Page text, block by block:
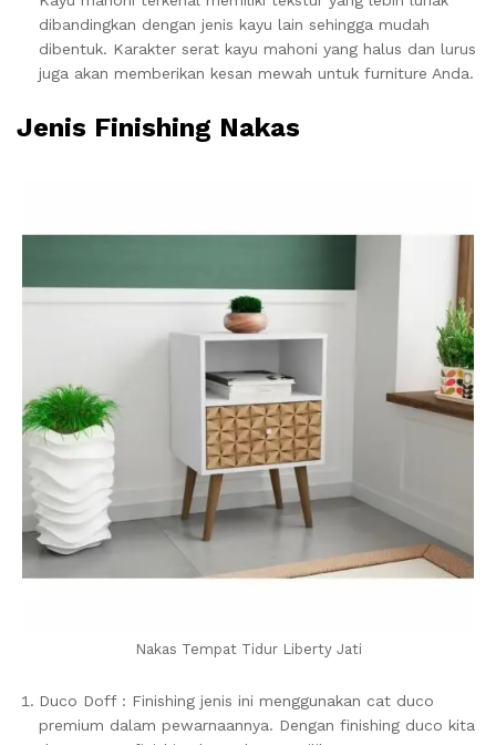
dibandingkan dengan jenis kayu lain sehingga mudah
dibentuk. Karakter serat kayu mahoni yang halus dan lurus
juga akan memberikan kesan mewah untuk furniture Anda.
Jenis Finishing Nakas
Nakas Tempat Tidur Liberty Jati
Duco Doff : Finishing jenis ini menggunakan cat duco
premium dalam pewarnaannya. Dengan finishing duco kita